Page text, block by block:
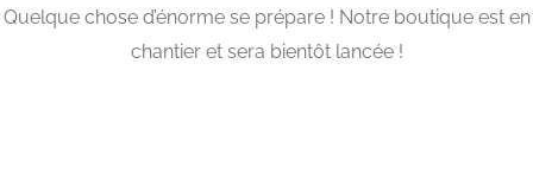
Quelque chose d’énorme se prépare ! Notre boutique est en
chantier et sera bientôt lancée !